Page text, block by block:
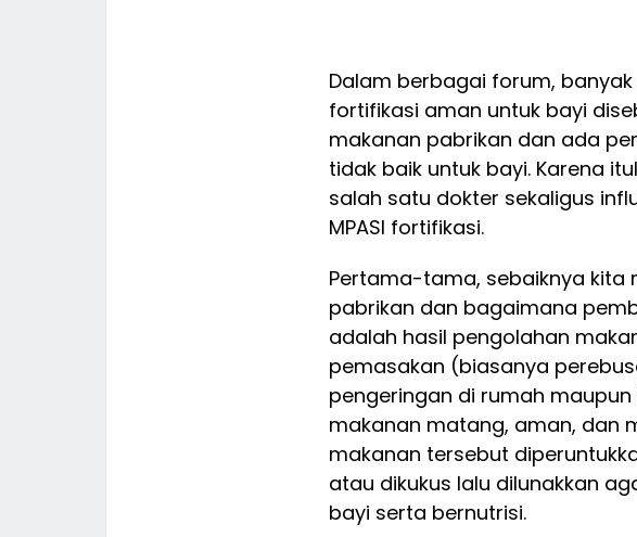
Dalam berbagai forum,
fortifikasi aman untuk bayi
makanan pabrikan dan ada
tidak baik untuk bayi. Karena
salah satu dokter sekaligus
MPASI fortifikasi.
Pertama-tama, sebaiknya kita
pabrikan dan bagaimana
adalah hasil pengolahan
pemasakan (biasanya
pengeringan di rumah
makanan matang, aman, dan
makanan tersebut
atau dikukus lalu dilunakkan
bayi serta bernutrisi.